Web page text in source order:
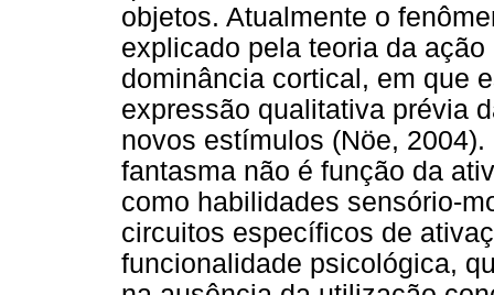
objetos. Atualmente o
explicado pela teoria da
dominância cortical, em que
expressão qualitativa prévia
novos estímulos (Nöe,
fantasma não é função da
como habilidades sensório-
circuitos específicos de
funcionalidade psicológica,